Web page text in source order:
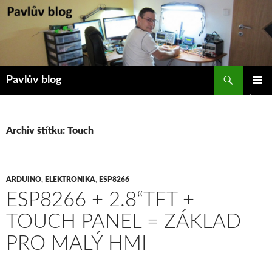
Přejít
Pavlův blog
Archiv štítku: Touch
ARDUINO, ELEKTRONIKA, ESP8266
ESP8266 + 2.8“TFT +
TOUCH PANEL = ZÁKLAD
PRO MALÝ HMI